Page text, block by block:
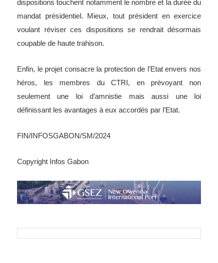
dispositions touchent notamment le nombre et la durée du
mandat présidentiel. Mieux, tout président en exercice
voulant réviser ces dispositions se rendrait désormais
coupable de haute trahison.
Enfin, le projet consacre la protection de l’Etat envers nos
héros, les membres du CTRI, en prévoyant non
seulement une loi d’amnistie mais aussi une loi
définissant les avantages à eux accordés par l’Etat.
FIN/INFOSGABON/SM/2024
Copyright Infos Gabon